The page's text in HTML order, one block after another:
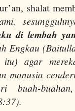
shalat
di lembah
Engkau
itu) agar
manusia
buah-buahan,